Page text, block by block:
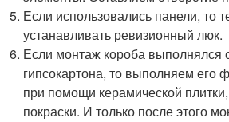
Если использовались панели, то
устанавливать ревизионный люк.
Если монтаж короба выполнялся
гипсокартона, то выполняем его
при помощи керамической
покраски. И только после этого